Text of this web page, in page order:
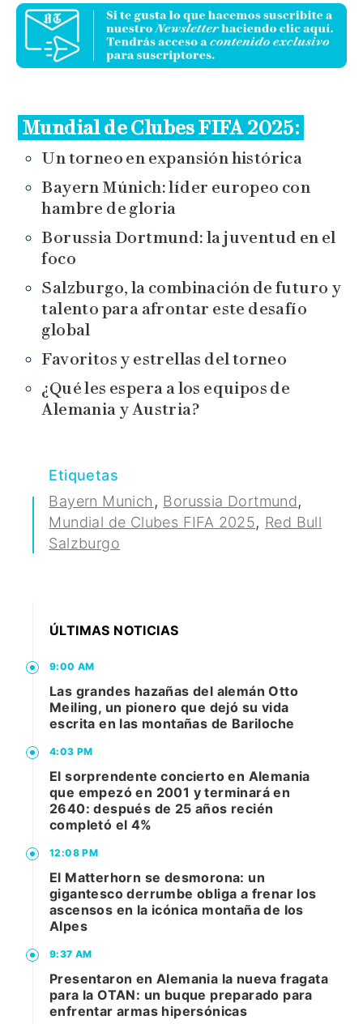
Mundial de Clubes FIFA 2025:
Un torneo en expansión histórica
Bayern Múnich: líder europeo con
hambre de gloria
Borussia Dortmund: la juventud en el
foco
Salzburgo, la combinación de futuro y
talento para afrontar este desafío
global
Favoritos y estrellas del torneo
¿Qué les espera a los equipos de
Alemania y Austria?
Etiquetas
Bayern Munich , Borussia Dortmund,
Mundial de Clubes FIFA 2025, Red Bull
Salzburgo
ÚLTIMAS NOTICIAS
9:00 AM
Las grandes hazañas del alemán Otto
Meiling, un pionero que dejó su vida
escrita en las montañas de Bariloche
4:03 PM
El sorprendente concierto en Alemania
que empezó en 2001 y terminará en
2640: después de 25 años recién
completó el 4%
12:08 PM
El Matterhorn se desmorona: un
gigantesco derrumbe obliga a frenar los
ascensos en la icónica montaña de los
Alpes
9:37 AM
Presentaron en Alemania la nueva fragata
para la OTAN: un buque preparado para
enfrentar armas hipersónicas